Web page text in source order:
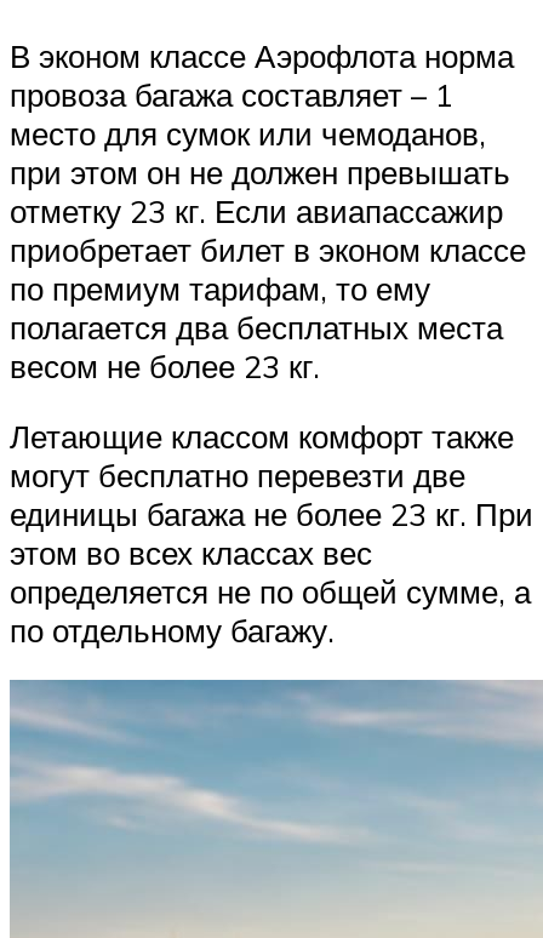
В эконом классе Аэрофлота норма
провоза багажа составляет – 1
место для сумок или чемоданов,
при этом он не должен превышать
отметку 23 кг. Если авиапассажир
приобретает билет в эконом классе
по премиум тарифам, то ему
полагается два бесплатных места
весом не более 23 кг.
Летающие классом комфорт также
могут бесплатно перевезти две
единицы багажа не более 23 кг. При
этом во всех классах вес
определяется не по общей сумме, а
по отдельному багажу.